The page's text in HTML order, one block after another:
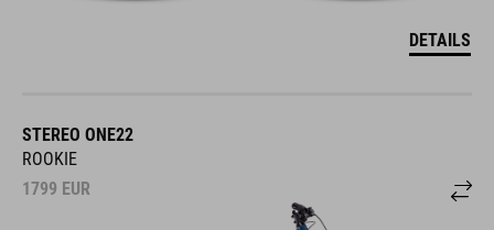
DETAILS
STEREO ONE22
ROOKIE
1799 EUR